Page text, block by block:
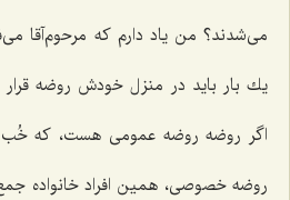
می‌شدند؟ من یاد دارم كه مرحوم‌آقا
یك بار باید در منزل خودش روضه قرار
اگر روضه روضه عمومی هست، كه
روضه خصوصی، همین افراد خانواده